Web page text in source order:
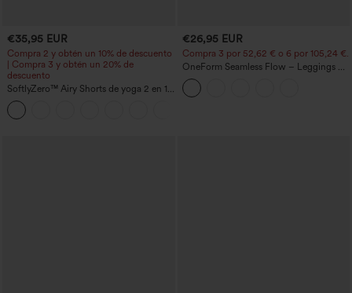
€35,95 EUR
Compra 2 y obtén un 10% de descuento
| Compra 3 y obtén un 20% de
descuento
SoftlyZero™ Airy Shorts de yoga 2 en 1
InstantCool de talle súper alto, 7" con
bolsillos
€26,95 EUR
Compra 3 por 52,62 € o 6 por 105,24 €.
OneForm Seamless Flow – Leggings de
yoga sin costuras, tiro medio, control de
abdomen y realce de glúteos